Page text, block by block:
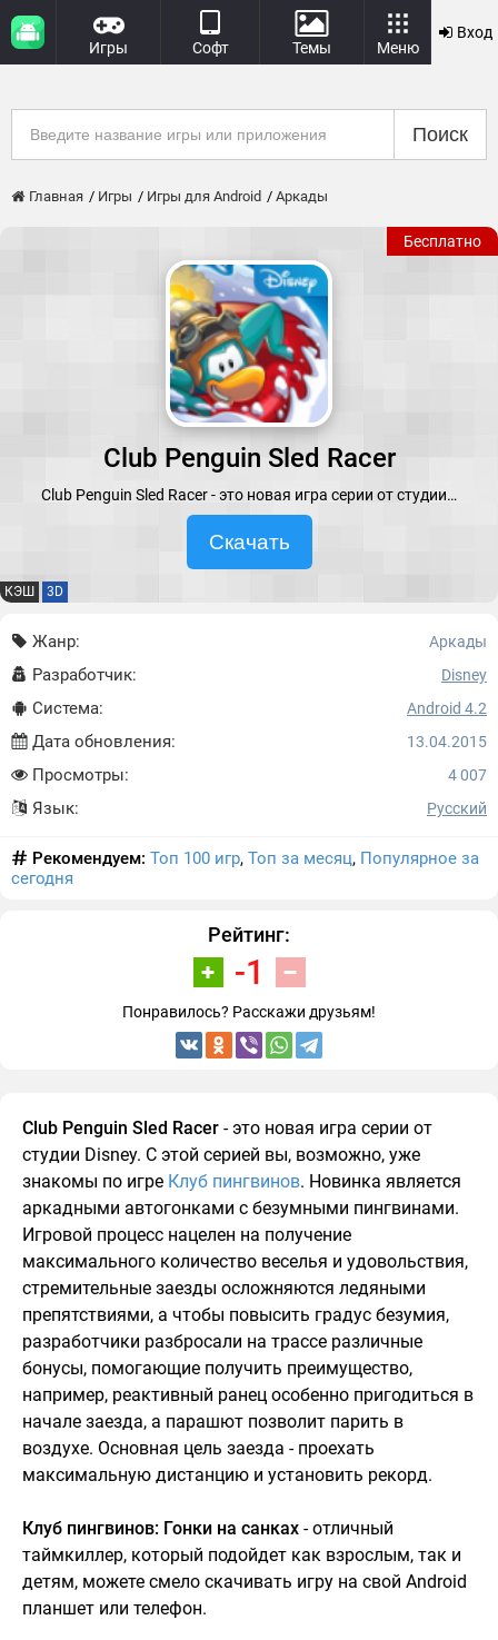
Игры Софт Темы Меню
Вход
Поиск
Главная Игры Игры для Android Аркады
Бесплатно
Club Penguin Sled Racer
Club Penguin Sled Racer - это новая игра серии от студии…
Скачать
КЭШ 3D
Жанр: Аркады
Разработчик: Disney
Система: Android 4.2
Дата обновления: 13.04.2015
Просмотры: 4 007
Язык: Русский
Рекомендуем: Топ 100 игр, Топ за месяц, Популярное за
сегодня
Рейтинг:
-1
Понравилось? Расскажи друзьям!
Club Penguin Sled Racer - это новая игра серии от
студии Disney. С этой серией вы, возможно, уже
знакомы по игре Клуб пингвинов. Новинка является
аркадными автогонками с безумными пингвинами.
Игровой процесс нацелен на получение
максимального количество веселья и удовольствия,
стремительные заезды осложняются ледяными
препятствиями, а чтобы повысить градус безумия,
разработчики разбросали на трассе различные
бонусы, помогающие получить преимущество,
например, реактивный ранец особенно пригодиться в
начале заезда, а парашют позволит парить в
воздухе. Основная цель заезда - проехать
максимальную дистанцию и установить рекорд.
Клуб пингвинов: Гонки на санках - отличный
таймкиллер, который подойдет как взрослым, так и
детям, можете смело скачивать игру на свой Android
планшет или телефон.